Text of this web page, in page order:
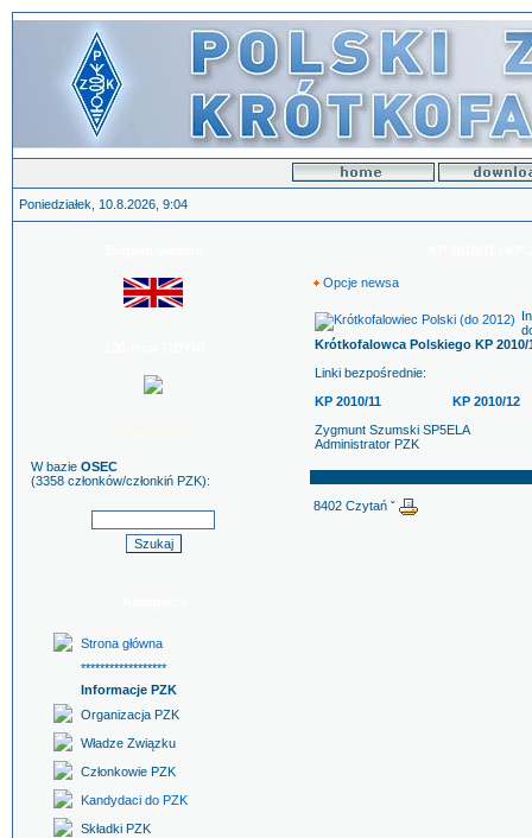
Poniedziałek, 10.8.2026, 9:04
W bazie OSEC
(3358 członków/członkiń PZK):
Strona główna
******************
Informacje PZK
Organizacja PZK
Władze Związku
Członkowie PZK
Kandydaci do PZK
Składki PZK
Opcje newsa
Krótkofalowca Polskiego KP 2010/
Linki bezpośrednie:
KP 2010/11
KP 2010/12
Zygmunt Szumski SP5ELA
Administrator PZK
8402 Czytań ˇ